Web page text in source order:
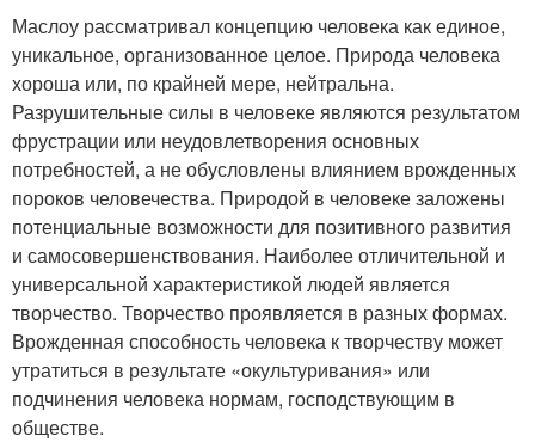
Маслоу рассматривал концепцию человека как единое,
уникальное, организованное целое. Природа человека
хороша или, по крайней мере, нейтральна.
Разрушительные силы в человеке являются результатом
фрустрации или неудовлетворения основных
потребностей, а не обусловлены влиянием врожденных
пороков человечества. Природой в человеке заложены
потенциальные возможности для позитивного развития
и самосовершенствования. Наиболее отличительной и
универсальной характеристикой людей является
творчество. Творчество проявляется в разных формах.
Врожденная способность человека к творчеству может
утратиться в результате «окультуривания» или
подчинения человека нормам, господствующим в
обществе.